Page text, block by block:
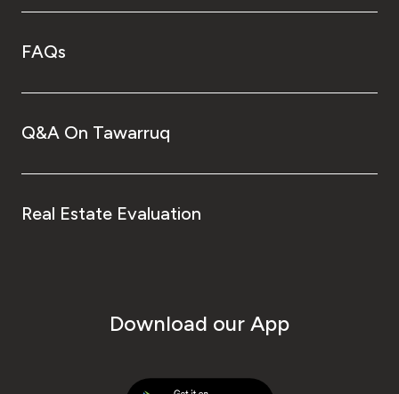
FAQs
Q&A On Tawarruq
Real Estate Evaluation
Download our App